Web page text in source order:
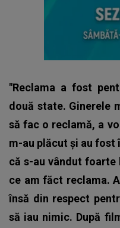
"Reclama a fost
două state. Ginerele
să fac o reclamă, a
m-au plăcut și au fost
că s-au vândut foarte
ce am făct reclama.
însă din respect
să iau nimic. După